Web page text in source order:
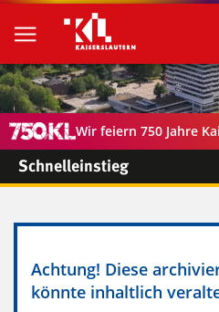
Wir feiern 750 Jahre
Schnelleinstieg
Achtung! Diese
könnte inhaltlich